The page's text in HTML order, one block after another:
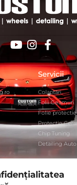
Servicii
Colantări
Folii Geamuri
Folie protectie
Protecție
Chip Tuning
Detailing Auto
ANPC